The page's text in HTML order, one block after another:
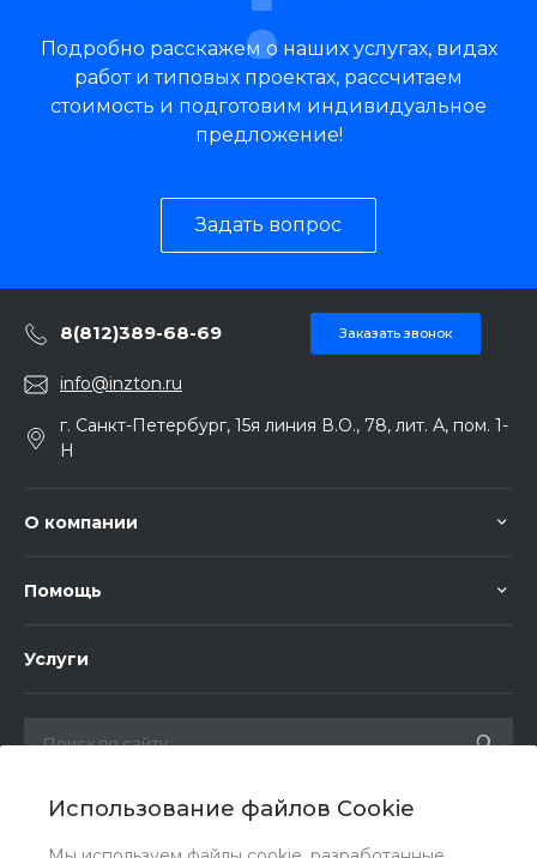
Использование файлов Cookie
Подробно расскажем о наших услугах, видах
работ и типовых проектах, рассчитаем
стоимость и подготовим индивидуальное
предложение!
Задать вопрос
8(812)389-68-69 Заказать звонок
info@inzton.ru
г. Санкт-Петербург, 15я линия В.О., 78, лит. А, пом. 1-
Н
О компании
Помощь
Услуги